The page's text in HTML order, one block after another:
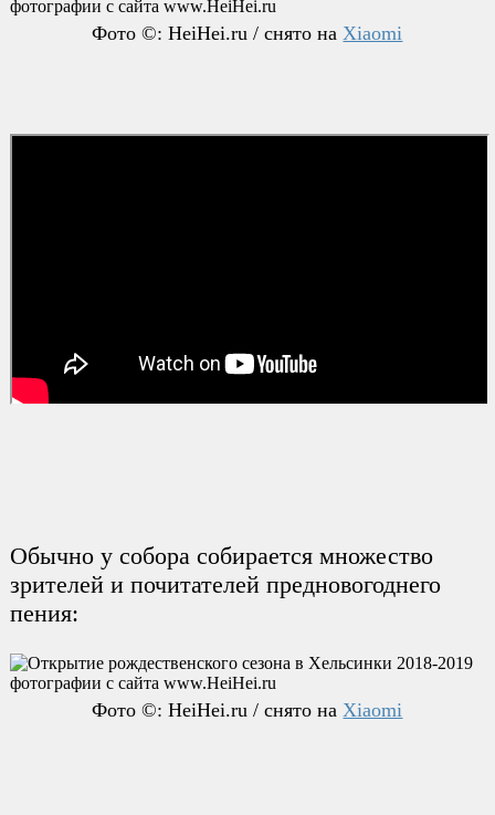
Фото ©: HeiHei.ru / снято на Xiaomi
Обычно у собора собирается множество
зрителей и почитателей предновогоднего
пения:
Фото ©: HeiHei.ru / снято на Xiaomi